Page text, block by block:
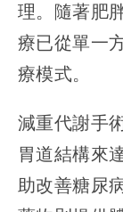
理。隨著肥
療已從單一
療模式。
減重代謝手
胃道結構來
助改善糖尿